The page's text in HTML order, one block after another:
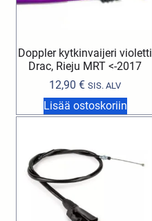
Doppler kytkinvaijeri violetti
Drac, Rieju MRT <-2017
12,90€ SIS. ALV
Lisää ostoskoriin